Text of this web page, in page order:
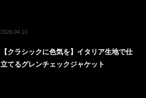
2026.04.10
【クラシックに色気を】イタリア生地で仕
立てるグレンチェックジャケット